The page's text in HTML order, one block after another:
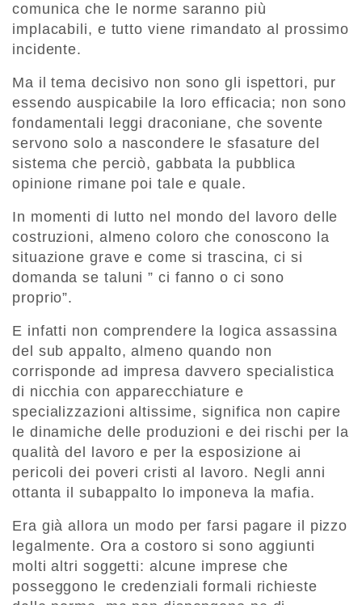
comunica che le norme saranno più
implacabili, e tutto viene rimandato al prossimo
incidente.
Ma il tema decisivo non sono gli ispettori, pur
essendo auspicabile la loro efficacia; non sono
fondamentali leggi draconiane, che sovente
servono solo a nascondere le sfasature del
sistema che perciò, gabbata la pubblica
opinione rimane poi tale e quale.
In momenti di lutto nel mondo del lavoro delle
costruzioni, almeno coloro che conoscono la
situazione grave e come si trascina, ci si
domanda se taluni ” ci fanno o ci sono
proprio”.
E infatti non comprendere la logica assassina
del sub appalto, almeno quando non
corrisponde ad impresa davvero specialistica
di nicchia con apparecchiature e
specializzazioni altissime, significa non capire
le dinamiche delle produzioni e dei rischi per la
qualità del lavoro e per la esposizione ai
pericoli dei poveri cristi al lavoro. Negli anni
ottanta il subappalto lo imponeva la mafia.
Era già allora un modo per farsi pagare il pizzo
legalmente. Ora a costoro si sono aggiunti
molti altri soggetti: alcune imprese che
posseggono le credenziali formali richieste